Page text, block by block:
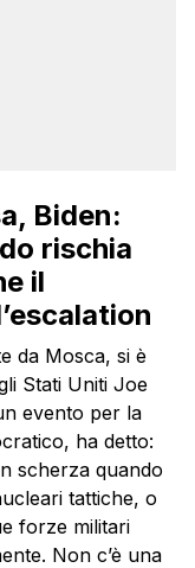
Biden:
rischia
il
da Mosca, si è
Stati Uniti Joe
evento per la
ha detto:
scherza quando
tattiche, o
forze militari
Non c’è una